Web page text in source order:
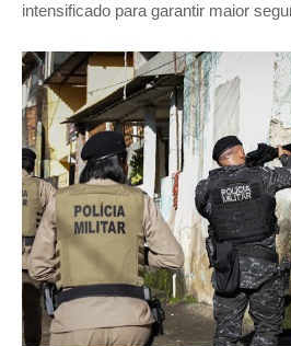
intensificado para garantir maior